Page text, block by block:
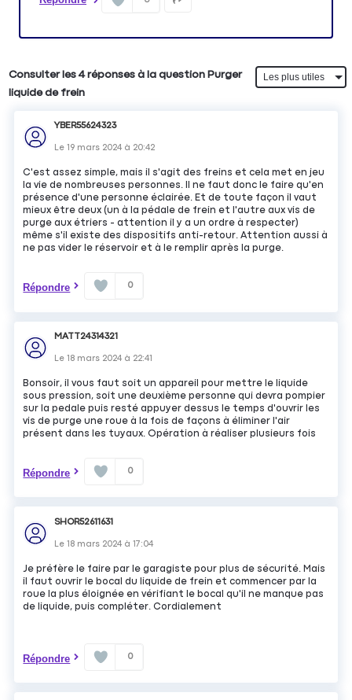
Consulter les 4 réponses à la question Purger
liquide de frein
YBER55624323
Le19 mars 2024 à 20:42
C'est assez simple, mais il s'agit des freins et cela met en jeu
la vie de nombreuses personnes. Il ne faut donc le faire qu'en
présence d'une personne éclairée. Et de toute façon il vaut
mieux être deux (un à la pédale de frein et l'autre aux vis de
purge aux étriers - attention il y a un ordre à respecter)
même s'il existe des dispositifs anti-retour. Attention aussi à
ne pas vider le réservoir et à le remplir après la purge.
Répondre 0
MATT24314321
Le18 mars 2024 à 22:41
Bonsoir, il vous faut soit un appareil pour mettre le liquide
sous pression, soit une deuxième personne qui devra pompier
sur la pedale puis resté appuyer dessus le temps d'ouvrir les
vis de purge une roue à la fois de façons à éliminer l'air
présent dans les tuyaux. Opération à réaliser plusieurs fois
Répondre 0
SHOR52611631
Le18 mars 2024 à17:04
Je préfère le faire par le garagiste pour plus de sécurité. Mais
il faut ouvrir le bocal du liquide de frein et commencer par la
roue la plus éloignée en vérifiant le bocal qu'il ne manque pas
de liquide, puis compléter. Cordialement
Répondre 0